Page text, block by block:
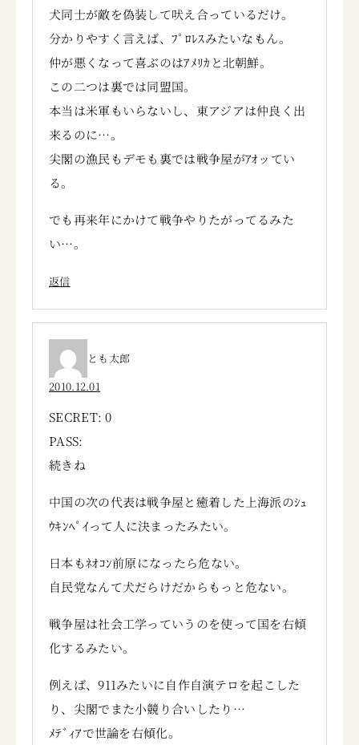
犬同士が敵を偽装して吠え合っているだけ。
分かりやすく言えば、ﾌﾟﾛﾚｽみたいなもん。
仲が悪くなって喜ぶのはｱﾒﾘｶと北朝鮮。
この二つは裏では同盟国。
本当は米軍もいらないし、東アジアは仲良く出
来るのに…。
尖閣の漁民もデモも裏では戦争屋がｱｵッてい
る。
でも再来年にかけて戦争やりたがってるみた
い…。
返信
とも太郎
2010.12.01
SECRET: 0
PASS:
続きね
中国の次の代表は戦争屋と癒着した上海派のｼｭ
ｳｷﾝﾍﾟｲって人に決まったみたい。
日本もﾈｵｺﾝ前原になったら危ない。
自民党なんて犬だらけだからもっと危ない。
戦争屋は社会工学っていうのを使って国を右傾
化するみたい。
例えば、911みたいに自作自演テロを起こした
り、尖閣でまた小競り合いしたり…
ﾒﾃﾞｨｱで世論を右傾化。